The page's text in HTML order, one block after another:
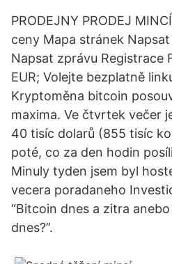
PRODEJNY PRODEJ
ceny Mapa stránek
Napsat zprávu Registrace
EUR; Volejte bezplatně
Kryptoměna bitcoin
maxima. Ve čtvrtek večer
40 tisíc dolarů (855 tisíc
poté, co za den hodin
Minuly tyden jsem byl
vecera poradaneho
“Bitcoin dnes a zitra
dnes?”.